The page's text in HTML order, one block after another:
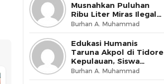
Musnahkan Puluhan
Ribu Liter Miras Ilegal
dan Bongkar Jaringan
Peredaran Senjata Api
Lintas Negara
Burhan A. Muhammad
Edukasi Humanis
Taruna Akpol di Tidore
Kepulauan, Siswa
Didorong Miliki Disiplin
dan Kemandirian
Burhan A. Muhammad